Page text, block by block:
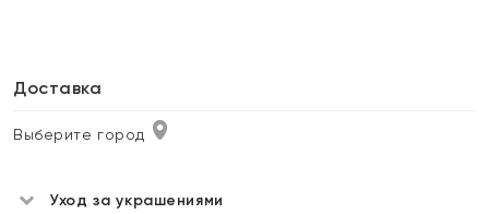
Доставка
Выберите город
Уход за украшениями